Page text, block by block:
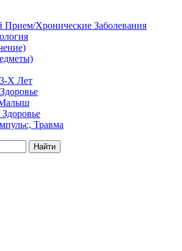
Прием/Хронические Заболевания
Х Лет
Травма
Найти